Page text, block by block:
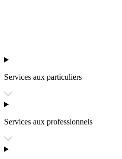
Services aux particuliers
Services aux professionnels